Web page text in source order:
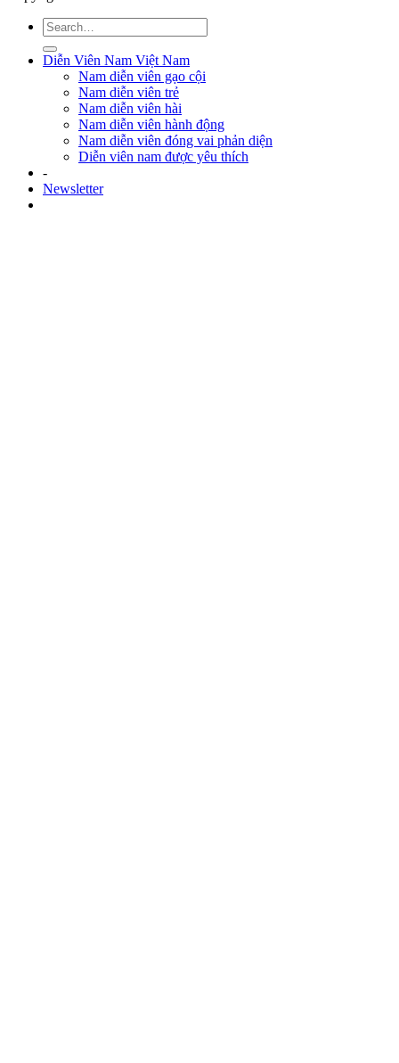
Diễn Viên Nam Việt Nam
Nam diễn viên gạo cội
Nam diễn viên trẻ
Nam diễn viên hài
Nam diễn viên hành động
Nam diễn viên đóng vai phản diện
Diễn viên nam được yêu thích
-
Newsletter